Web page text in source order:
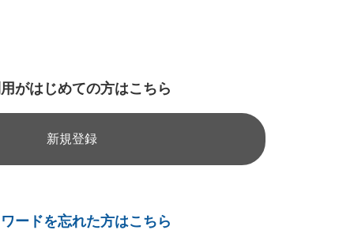
がはじめての方はこちら
新規登録
ードを忘れた方はこちら